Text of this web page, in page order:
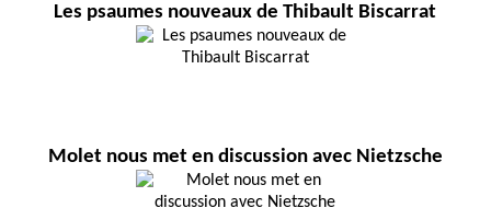
Les psaumes nouveaux de Thibault Biscarrat
Molet nous met en discussion avec Nietzsche